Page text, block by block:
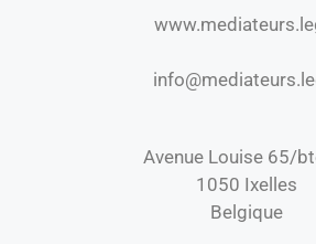
Avenue Louise 65/
1050 Ixelles
Belgique